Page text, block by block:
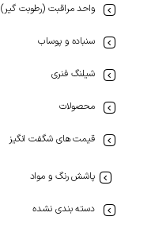
واحد مراقبت (رطوبت گیر)
سنباده و پوساب
شیلنگ فنری
محصولات
قیمت های شگفت انگیز
پاشش رنگ و مواد
دسته بندی نشده